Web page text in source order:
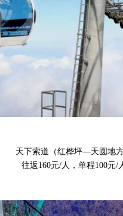
天下索道（红桦坪—天圆地
往返160元/人，单程100元/